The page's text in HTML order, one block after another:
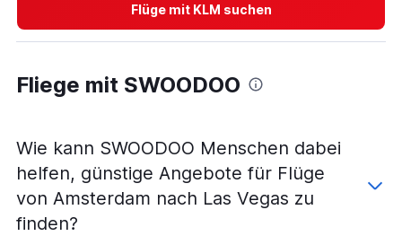
Flüge nach Zürich
Flüge nach Berlin
Flüge nach Miami
Flüge mit KLM suchen
Fliege mit SWOODOO
Wie kann SWOODOO Menschen dabei
helfen, günstige Angebote für Flüge
von Amsterdam nach Las Vegas zu
finden?